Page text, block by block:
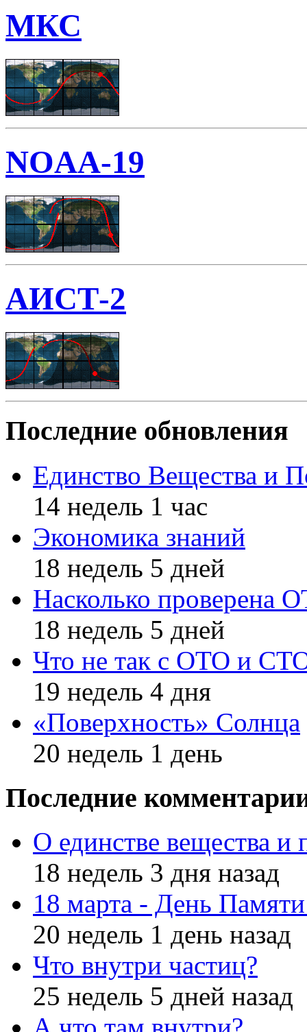
МКС
NOAA-19
АИСТ-2
Последние обновления
Единство Вещества и
14 недель 1 час
Экономика знаний
18 недель 5 дней
Насколько проверена
18 недель 5 дней
Что не так с ОТО и
19 недель 4 дня
«Поверхность» Солнца
20 недель 1 день
Последние
О единстве вещества и
18 недель 3 дня назад
18 марта - День
20 недель 1 день назад
Что внутри частиц?
25 недель 5 дней назад